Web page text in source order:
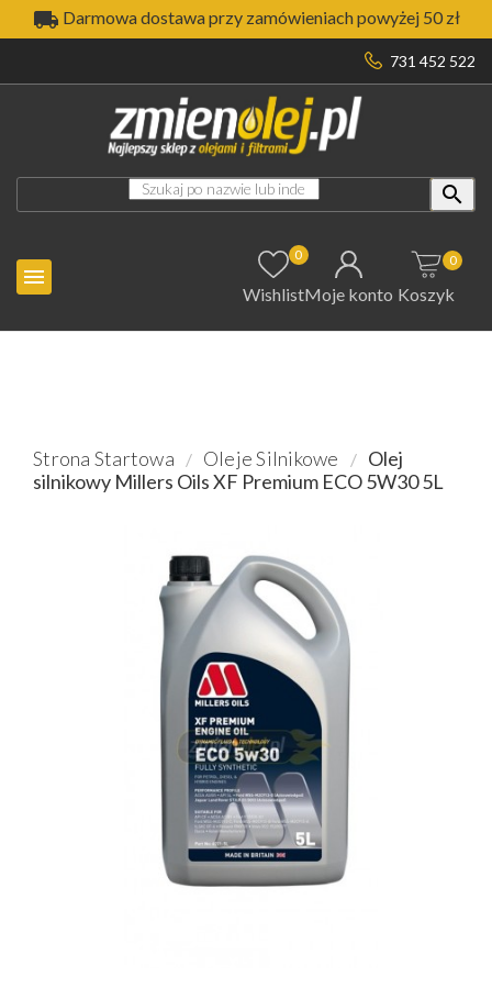
 Darmowa dostawa przy zamówieniach powyżej 50 zł
731 452 522


0
WishlistMoje konto Koszyk
0
Strona Startowa Oleje Silnikowe
Olej
silnikowy Millers Oils XF Premium ECO 5W30 5L